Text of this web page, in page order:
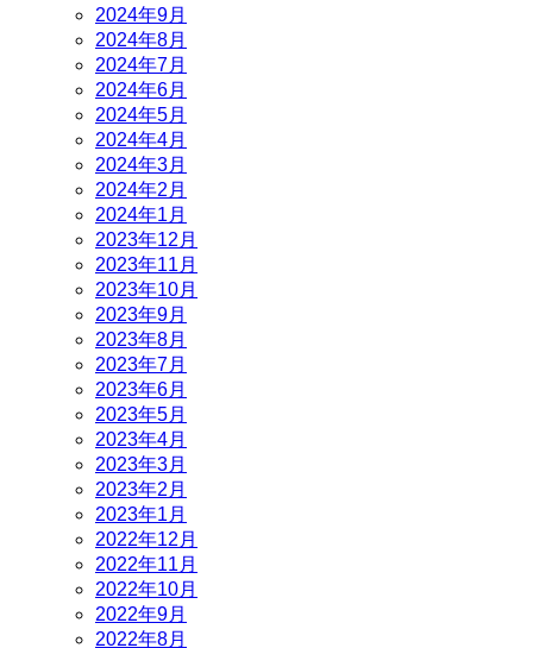
2024年9月
2024年8月
2024年7月
2024年6月
2024年5月
2024年4月
2024年3月
2024年2月
2024年1月
2023年12月
2023年11月
2023年10月
2023年9月
2023年8月
2023年7月
2023年6月
2023年5月
2023年4月
2023年3月
2023年2月
2023年1月
2022年12月
2022年11月
2022年10月
2022年9月
2022年8月